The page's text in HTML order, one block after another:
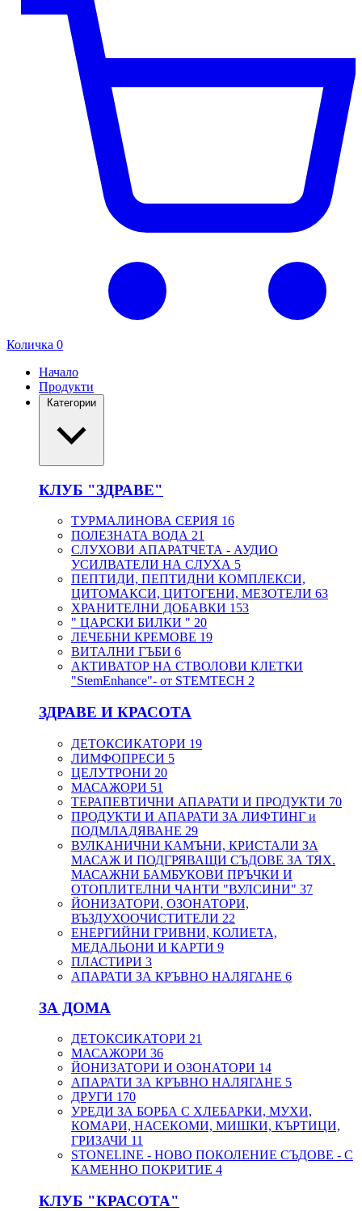
Количка 0
Начало
Продукти
Категории
КЛУБ "ЗДРАВЕ"
ТУРМАЛИНОВА СЕРИЯ 16
ПОЛЕЗНАТА ВОДА 21
СЛУХОВИ АПАРАТЧЕТА - АУДИО
УСИЛВАТЕЛИ НА СЛУХА 5
ПЕПТИДИ, ПЕПТИДНИ КОМПЛЕКСИ,
ЦИТОМАКСИ, ЦИТОГЕНИ, МЕЗОТЕЛИ 63
ХРАНИТЕЛНИ ДОБАВКИ 153
" ЦАРСКИ БИЛКИ " 20
ЛЕЧЕБНИ КРЕМОВЕ 19
ВИТАЛНИ ГЪБИ 6
АКТИВАТОР НА СТВОЛОВИ КЛЕТКИ
"StemEnhance"- от STEMTECH 2
ЗДРАВЕ И КРАСОТА
ДЕТОКСИКАТОРИ 19
ЛИМФОПРЕСИ 5
ЦЕЛУТРОНИ 20
МАСАЖОРИ 51
ТЕРАПЕВТИЧНИ АПАРАТИ И ПРОДУКТИ 70
ПРОДУКТИ И АПАРАТИ ЗА ЛИФТИНГ и
ПОДМЛАДЯВАНЕ 29
ВУЛКАНИЧНИ КАМЪНИ, КРИСТАЛИ ЗА
МАСАЖ И ПОДГРЯВАЩИ СЪДОВЕ ЗА ТЯХ.
МАСАЖНИ БАМБУКОВИ ПРЪЧКИ И
ОТОПЛИТЕЛНИ ЧАНТИ "ВУЛСИНИ" 37
ЙОНИЗАТОРИ, ОЗОНАТОРИ,
ВЪЗДУХООЧИСТИТЕЛИ 22
ЕНЕРГИЙНИ ГРИВНИ, КОЛИЕТА,
МЕДАЛЬОНИ И КАРТИ 9
ПЛАСТИРИ 3
АПАРАТИ ЗА КРЪВНО НАЛЯГАНЕ 6
ЗА ДОМА
ДЕТОКСИКАТОРИ 21
МАСАЖОРИ 36
ЙОНИЗАТОРИ И ОЗОНАТОРИ 14
АПАРАТИ ЗА КРЪВНО НАЛЯГАНЕ 5
ДРУГИ 170
УРЕДИ ЗА БОРБА С ХЛЕБАРКИ, МУХИ,
КОМАРИ, НАСЕКОМИ, МИШКИ, КЪРТИЦИ,
ГРИЗАЧИ 11
STONELINE - НОВО ПОКОЛЕНИЕ СЪДОВЕ - С
КАМЕННО ПОКРИТИЕ 4
КЛУБ "КРАСОТА"